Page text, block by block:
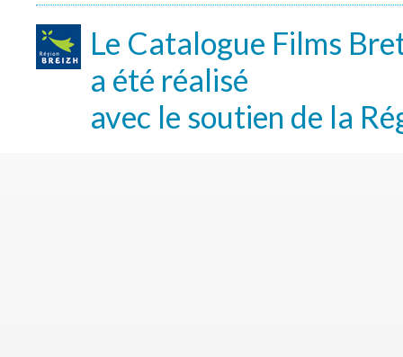
Le Catalogue Films
a été réalisé
avec le soutien de la